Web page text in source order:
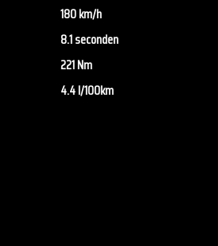
180 km/h
8.1 seconden
221 Nm
4.4 l/100km